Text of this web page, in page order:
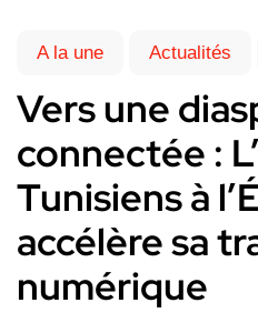
A la une Actualités
Vers une
connectée :
Tunisiens à
accélère sa
numérique